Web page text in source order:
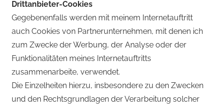
Drittanbieter-Cookies
Gegebenenfalls werden mit meinem Internetauftritt
auch Cookies von Partnerunternehmen, mit denen ich
zum Zwecke der Werbung, der Analyse oder der
Funktionalitäten meines Internetauftritts
zusammenarbeite, verwendet.
Die Einzelheiten hierzu, insbesondere zu den Zwecken
und den Rechtsgrundlagen der Verarbeitung solcher